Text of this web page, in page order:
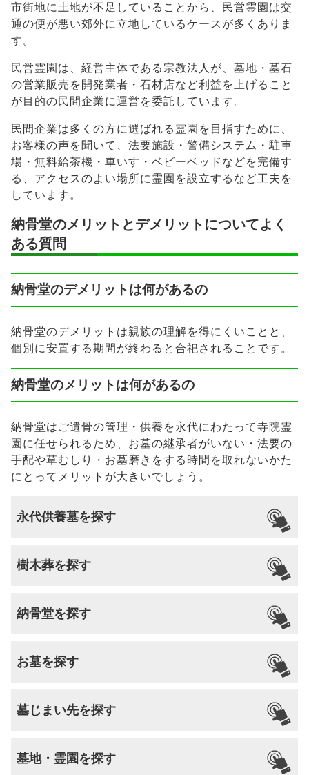
市街地に土地が不足していることから、民営霊園は交
通の便が悪い郊外に立地しているケースが多くありま
す。
民営霊園は、経営主体である宗教法人が、墓地・墓石
の営業販売を開発業者・石材店など利益を上げること
が目的の民間企業に運営を委託しています。
民間企業は多くの方に選ばれる霊園を目指すために、
お客様の声を聞いて、法要施設・警備システム・駐車
場・無料給茶機・車いす・ベビーベッドなどを完備す
る、アクセスのよい場所に霊園を設立するなど工夫を
しています。
納骨堂のメリットとデメリットについてよく
ある質問
納骨堂のデメリットは何があるの
納骨堂のデメリットは親族の理解を得にくいことと、
個別に安置する期間が終わると合祀されることです。
納骨堂のメリットは何があるの
納骨堂はご遺骨の管理・供養を永代にわたって寺院霊
園に任せられるため、お墓の継承者がいない・法要の
手配や草むしり・お墓磨きをする時間を取れないかた
にとってメリットが大きいでしょう。
永代供養墓を探す
樹木葬を探す
納骨堂を探す
お墓を探す
墓じまい先を探す
墓地・霊園を探す